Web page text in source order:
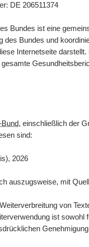
DE 206511374
Bundes ist eine
des Bundes und
Internetseite
, einschließlich der
sind:
2026
auszugsweise, mit
von
ist